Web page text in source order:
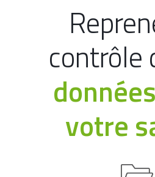
contrôle
données
votre